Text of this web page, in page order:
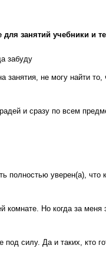
занятий учебники и
забуду
занятия, не могу найти
и сразу по всем
полностью уверен(а),
комнате. Но когда за меня
силу. Да и таких, кто